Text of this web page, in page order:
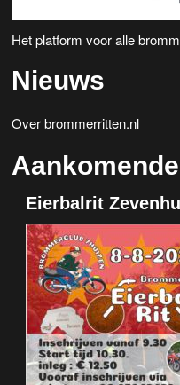
Het platform voor alle
Nieuws
Over brommerritten.nl
Eierbalrit